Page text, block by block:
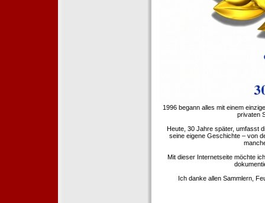
1996 begann alles mit einem
privaten
Heute, 30 Jahre später, umfasst
seine eigene Geschichte – von
Mit dieser Internetseite möchte
Ich danke allen Sammlern,